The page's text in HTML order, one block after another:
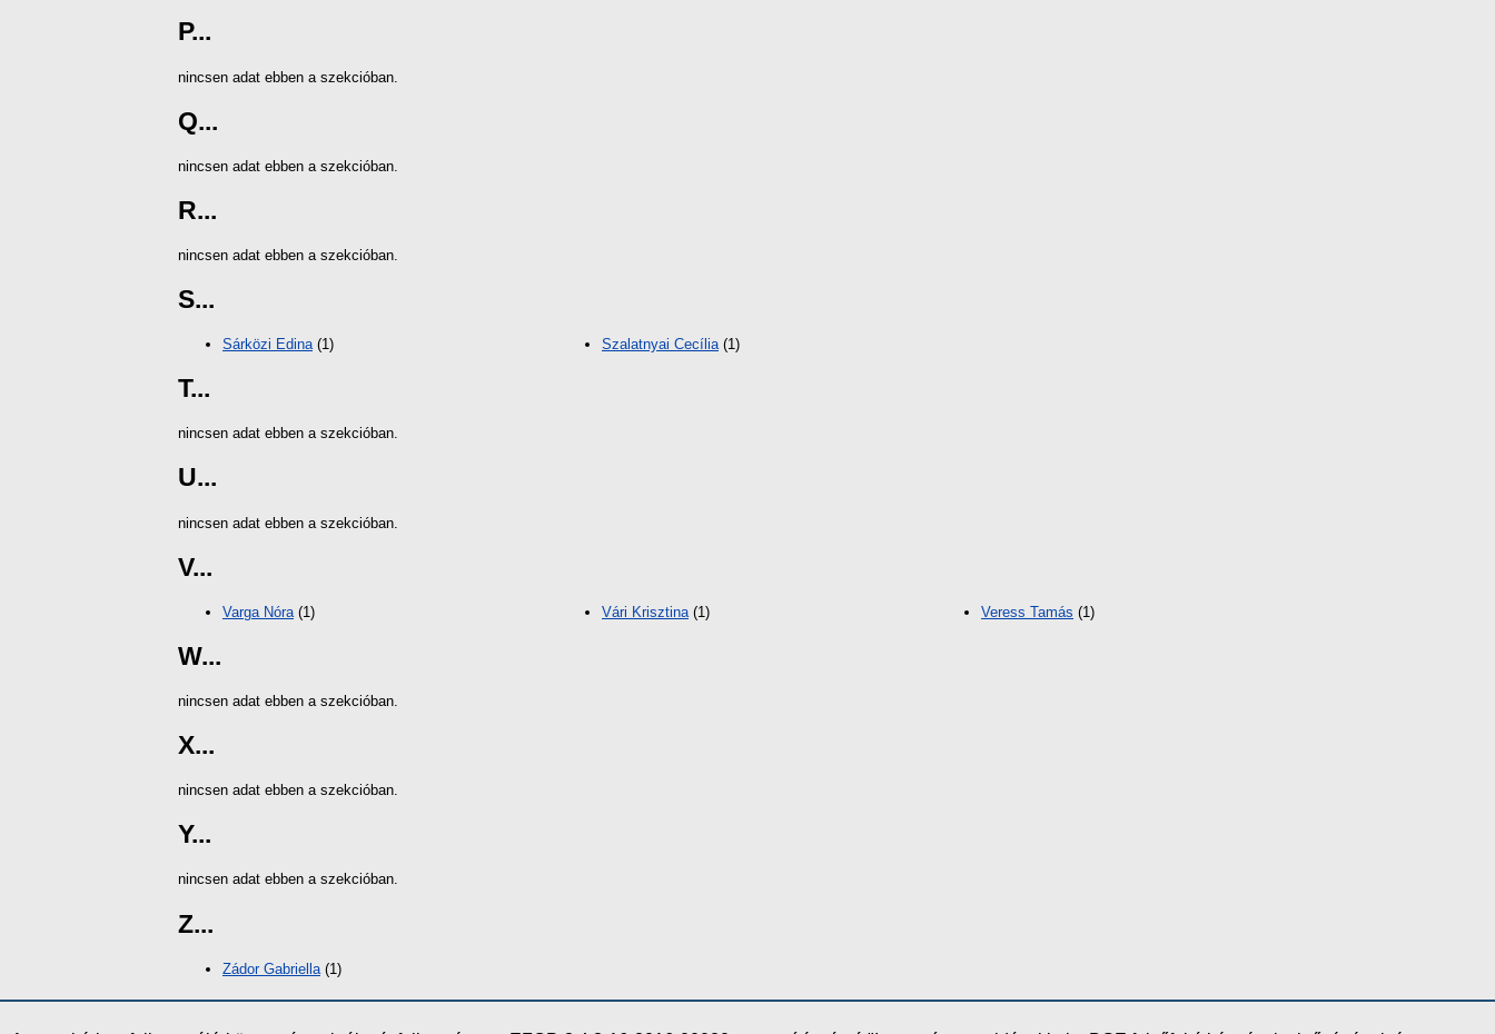
P...
nincsen adat ebben a szekcióban.
Q...
nincsen adat ebben a szekcióban.
R...
nincsen adat ebben a szekcióban.
S...
Sárközi Edina(1) Szalatnyai Cecília(1)
T...
nincsen adat ebben a szekcióban.
U...
nincsen adat ebben a szekcióban.
V...
Varga Nóra (1) Vári Krisztina (1) Veress Tamás (1)
W...
nincsen adat ebben a szekcióban.
X...
nincsen adat ebben a szekcióban.
Y...
nincsen adat ebben a szekcióban.
Z...
Zádor Gabriella (1)